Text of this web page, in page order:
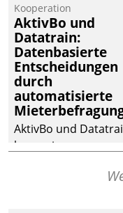
der
Wohnungswirtschaft“.
Bewerben können
dafür ein Team
bestehend aus
und PropTech.
Kooperation
AktivBo und
Datatrain:
Datenbasierte
Entscheidungen
durch
automatisierte
AktivBo und
kooperieren –
profitieren: Die